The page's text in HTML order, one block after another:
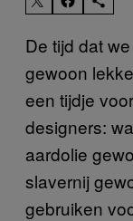
De tijd dat
gewoon
een tijdje
designers:
aardolie
slavernij
gebruiken